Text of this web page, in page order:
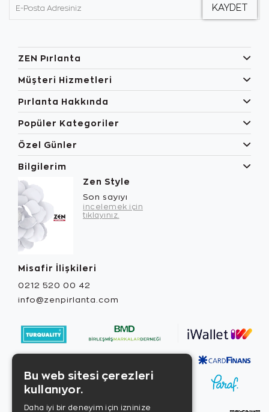
ZEN Pırlanta
Müşteri Hizmetleri
Pırlanta Hakkında
Popüler Kategoriler
Özel Günler
Bilgilerim
Zen Style
Son sayıyı
incelemek için
tıklayınız.
Misafir İlişkileri
0212 520 00 42
info@zenpirlanta.com
Bu web sitesi çerezleri
kullanıyor.
Daha iyi bir deneyim için izninize